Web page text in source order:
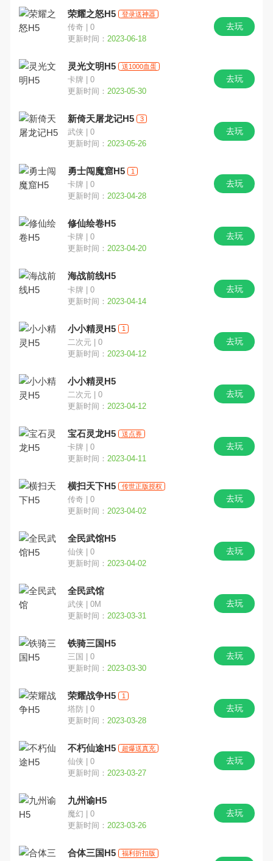
荣耀之怒H5 登录送神器
传奇 | 0
更新时间： 2023-06-18
去玩
灵光文明H5 送1000血蛋
卡牌 | 0
更新时间： 2023-05-30
去玩
新倚天屠龙记H5 3
武侠 | 0
更新时间： 2023-05-26
去玩
勇士闯魔窟H5 1
卡牌 | 0
更新时间： 2023-04-28
去玩
修仙绘卷H5
卡牌 | 0
更新时间： 2023-04-20
去玩
海战前线H5
卡牌 | 0
更新时间： 2023-04-14
去玩
小小精灵H5 1
二次元 | 0
更新时间： 2023-04-12
去玩
小小精灵H5
二次元 | 0
更新时间： 2023-04-12
去玩
宝石灵龙H5 送点券
卡牌 | 0
更新时间： 2023-04-11
去玩
横扫天下H5 传世正版授权
传奇 | 0
更新时间： 2023-04-02
去玩
全民武馆H5
仙侠 | 0
更新时间： 2023-04-02
去玩
全民武馆
武侠 | 0M
更新时间： 2023-03-31
去玩
铁骑三国H5
三国 | 0
更新时间： 2023-03-30
去玩
荣耀战争H5 1
塔防 | 0
更新时间： 2023-03-28
去玩
不朽仙途H5 超爆送真充
仙侠 | 0
更新时间： 2023-03-27
去玩
九州谕H5
魔幻 | 0
更新时间： 2023-03-26
去玩
合体三国H5 福利折扣版